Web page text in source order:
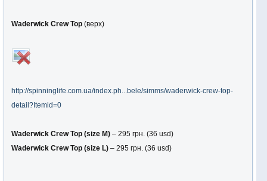
Waderwick Crew Top (верх)
http://spinninglife.com.ua/index.ph...bele/simms/waderwick-crew-top-
detail?Itemid=0
Waderwick Crew Top (size М) – 295 грн. (36 usd)
Waderwick Crew Top (size L) – 295 грн. (36 usd)